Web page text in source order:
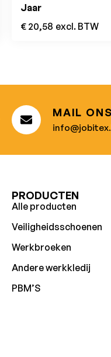
Jaar
€ 20,58 excl. BTW
MAIL ONS
PRODUCTEN
Alle producten
Veiligheidsschoenen
Werkbroeken
Andere werkkledij
PBM’S